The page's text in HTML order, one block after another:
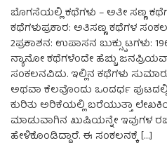
ಬೊಗಸೆಯಲ್ಲಿ ಕಥೆಗಳು – ಅತೀ ಸಣ್ಣ
ಕಥೆಗಳುಪ್ರಕಾರ: ಅತಿಸಣ್ಣ ಕಥೆಗಳ
2ಪ್ರಕಾಶನ: ಉಪಾಸನ ಬುಕ್ಸ್ಪುಟಗಳು:
ನ್ಯಾನೋ ಕಥೆಗಳೆಂದೇ ಹೆಚ್ಚು
ಸಂಕಲನವಿದು. ಇಲ್ಲಿನ ಕಥೆಗಳು
ಅಥವಾ ಕೆಲವೊಂದು ಒಂದರ್ಧ
ಕುರಿತು ಅರಿಕೆಯಲ್ಲಿ ಬರೆಯುತ್ತಾ
ಮಾಡುವಾಗಿನ ಖುಷಿಯನ್ನೇ ಇವುಗಳ
ಹೇಳಿಕೊಂಡಿದ್ದಾರೆ. ಈ ಸಂಕಲನಕ್ಕೆ […]